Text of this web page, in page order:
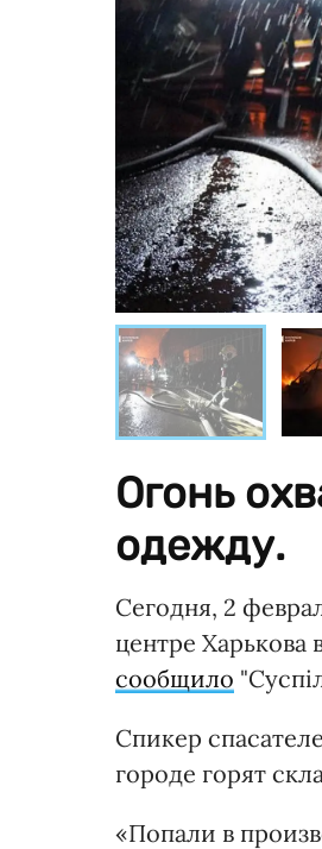
Огонь
одежду.
Сегодня, 2
центре
сообщило
Спикер
городе горят
«Попали в